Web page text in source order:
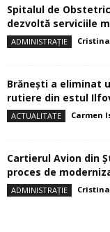
Spitalul de
dezvoltă serviciile
ADMINISTRAȚIE
Brănești a eliminat
rutiere din estul
ACTUALITATE Carmen
Cartierul Avion din
proces de
ADMINISTRAȚIE